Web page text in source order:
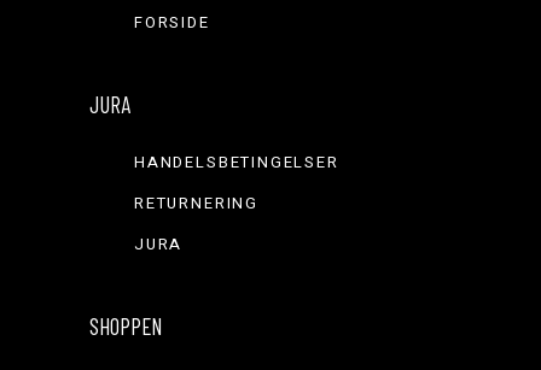
FORSIDE
JURA
HANDELSBETINGELSER
RETURNERING
JURA
SHOPPEN